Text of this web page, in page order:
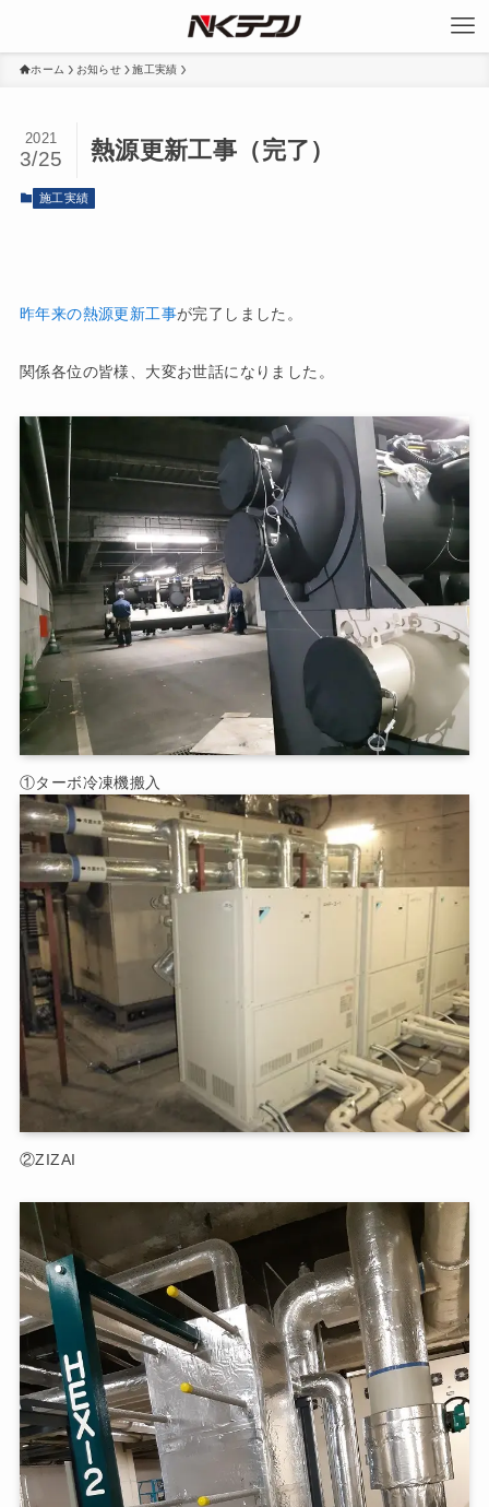
ホーム お知らせ 施工実績
熱源更新工事（完了）
2021
3/25
施工実績
昨年来の熱源更新工事が完了しました。
関係各位の皆様、大変お世話になりました。
①ターボ冷凍機搬入
②ZIZAI